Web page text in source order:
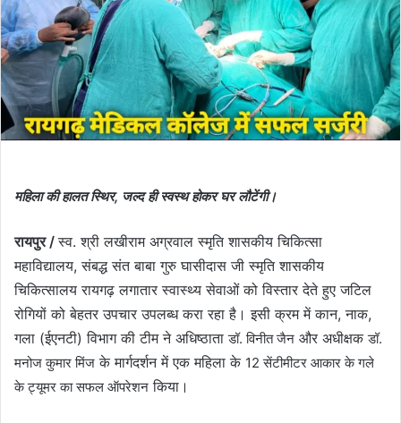
महिला की हालत स्थिर, जल्द ही स्वस्थ होकर घर लौटेंगी।
रायपुर /स्व. श्री लखीराम अग्रवाल स्मृति शासकीय चिकित्सा
महाविद्यालय, संबद्ध संत बाबा गुरु घासीदास जी स्मृति शासकीय
चिकित्सालय रायगढ़ लगातार स्वास्थ्य सेवाओं को विस्तार देते हुए जटिल
रोगियों को बेहतर उपचार उपलब्ध करा रहा है। इसी क्रम में कान, नाक,
गला (ईएनटी) विभाग की टीम ने अधिष्ठाताडॉ. विनीत जैन और अधीक्षकडॉ.
मनोज कुमार मिंज के मार्गदर्शन में एक महिला के 12 सेंटीमीटर आकार के गले
के ट्यूमर का सफल ऑपरेशन किया।